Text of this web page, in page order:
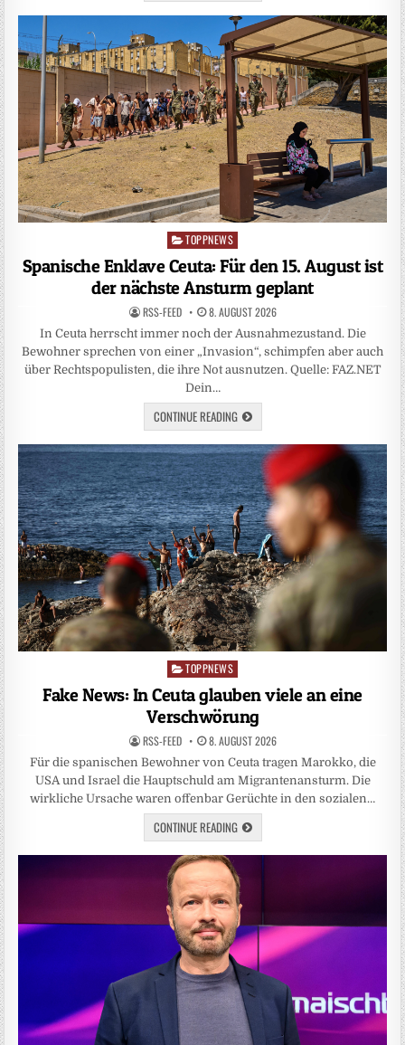
Posted
in
TOPPNEWS
Spanische Enklave Ceuta: Für den 15. August ist
der nächste Ansturm geplant
RSS-FEED 8. AUGUST 2026
In Ceuta herrscht immer noch der Ausnahmezustand. Die
Bewohner sprechen von einer „Invasion“, schimpfen aber auch
über Rechtspopulisten, die ihre Not ausnutzen. Quelle: FAZ.NET
Dein…
CONTINUE READING
Posted
TOPPNEWS
Fake News: In Ceuta glauben viele an eine
Verschwörung
RSS-FEED 8. AUGUST 2026
Für die spanischen Bewohner von Ceuta tragen Marokko, die
USA und Israel die Hauptschuld am Migrantenansturm. Die
wirkliche Ursache waren offenbar Gerüchte in den sozialen…
CONTINUE READING